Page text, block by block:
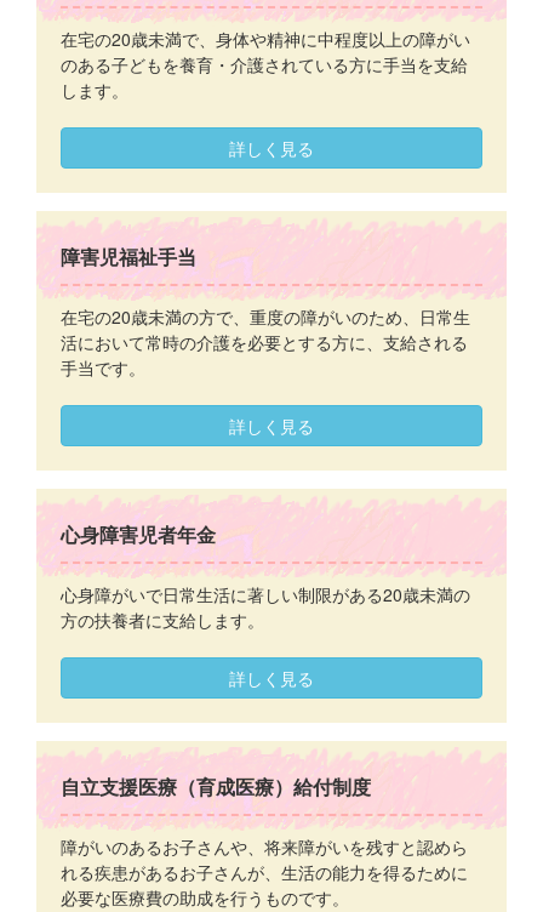
在宅の20歳未満で、身体や精神に中程度以上の障がい
のある子どもを養育・介護されている方に手当を支給
します。
詳しく見る
障害児福祉手当
在宅の20歳未満の方で、重度の障がいのため、日常生
活において常時の介護を必要とする方に、支給される
手当です。
詳しく見る
心身障害児者年金
心身障がいで日常生活に著しい制限がある20歳未満の
方の扶養者に支給します。
詳しく見る
自立支援医療（育成医療）給付制度
障がいのあるお子さんや、将来障がいを残すと認めら
れる疾患があるお子さんが、生活の能力を得るために
必要な医療費の助成を行うものです。